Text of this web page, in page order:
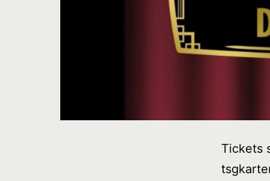
Tickets